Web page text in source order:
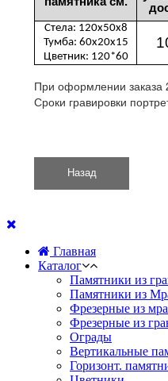
Стела: 120х50х8
Тумба: 60х20х15
Цветник: 120*60
При оформлении заказа
Сроки гравировки
Главная
Каталог
Памятники из
Памятники из
Фрезерные из
Фрезерные из
Ограды
Вертикальные
Горизонт.